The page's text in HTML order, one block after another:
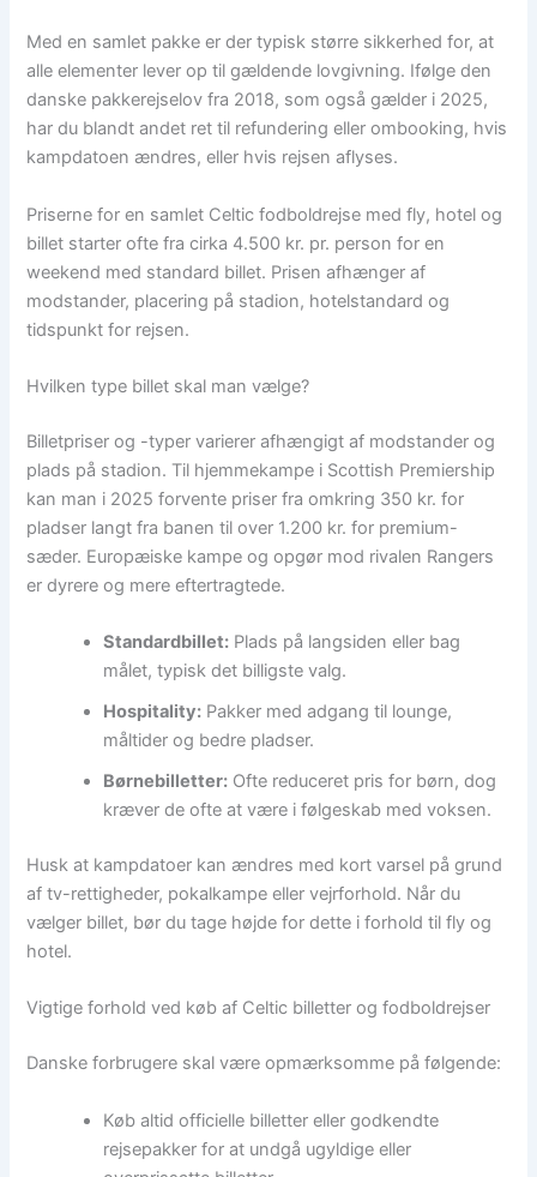
Med en samlet pakke er der typisk større sikkerhed for, at
alle elementer lever op til gældende lovgivning. Ifølge den
danske pakkerejselov fra 2018, som også gælder i 2025,
har du blandt andet ret til refundering eller ombooking, hvis
kampdatoen ændres, eller hvis rejsen aflyses.
Priserne for en samlet Celtic fodboldrejse med fly, hotel og
billet starter ofte fra cirka 4.500 kr. pr. person for en
weekend med standard billet. Prisen afhænger af
modstander, placering på stadion, hotelstandard og
tidspunkt for rejsen.
Hvilken type billet skal man vælge?
Billetpriser og -typer varierer afhængigt af modstander og
plads på stadion. Til hjemmekampe i Scottish Premiership
kan man i 2025 forvente priser fra omkring 350 kr. for
pladser langt fra banen til over 1.200 kr. for premium-
sæder. Europæiske kampe og opgør mod rivalen Rangers
er dyrere og mere eftertragtede.
Standardbillet: Plads på langsiden eller bag
målet, typisk det billigste valg.
Hospitality: Pakker med adgang til lounge,
måltider og bedre pladser.
Børnebilletter: Ofte reduceret pris for børn, dog
kræver de ofte at være i følgeskab med voksen.
Husk at kampdatoer kan ændres med kort varsel på grund
af tv-rettigheder, pokalkampe eller vejrforhold. Når du
vælger billet, bør du tage højde for dette i forhold til fly og
hotel.
Vigtige forhold ved køb af Celtic billetter og fodboldrejser
Danske forbrugere skal være opmærksomme på følgende:
Køb altid officielle billetter eller godkendte
rejsepakker for at undgå ugyldige eller